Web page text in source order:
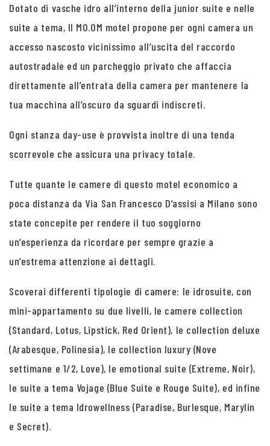
Dotato di vasche idro all’interno della junior suite e nelle
suite a tema, Il MO.OM motel propone per ogni camera un
accesso nascosto vicinissimo all’uscita del raccordo
autostradale ed un parcheggio privato che affaccia
direttamente all’entrata della camera per mantenere la
tua macchina all’oscuro da sguardi indiscreti.
Ogni stanza day-use è provvista inoltre di una tenda
scorrevole che assicura una privacy totale.
Tutte quante le camere di questo motel economico a
poca distanza da Via San Francesco D’assisi a Milano sono
state concepite per rendere il tuo soggiorno
un’esperienza da ricordare per sempre grazie a
un’estrema attenzione ai dettagli.
Scoverai differenti tipologie di camere: le idrosuite, con
mini-appartamento su due livelli, le camere collection
(Standard, Lotus, Lipstick, Red Orient), le collection deluxe
(Arabesque, Polinesia), le collection luxury (Nove
settimane e 1/2, Love), le emotional suite (Extreme, Noir),
le suite a tema Vojage (Blue Suite e Rouge Suite), ed infine
le suite a tema Idrowellness (Paradise, Burlesque, Marylin
e Secret).